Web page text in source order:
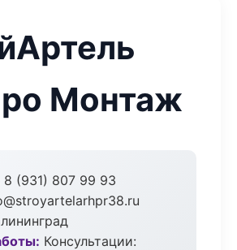
Монтаж
8 (931) 807 99 93
Консультации: